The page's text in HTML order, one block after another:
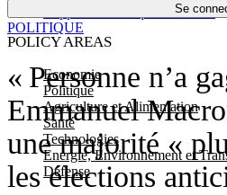
Se
POLICY AREAS
Economie
Politique
Agriculture et Alimentation
Santé
Technologies
Energie, Environnement et
Défense
Économie
« Personne n’a
Emmanuel
une majorité «
les élections
POLITIQUE